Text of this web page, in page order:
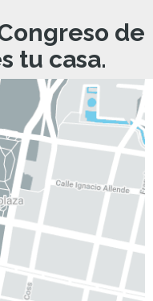
de
tu casa.